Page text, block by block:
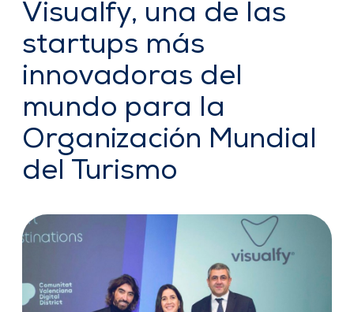
Visualfy, una de las
startups más
innovadoras del
mundo para la
Organización Mundial
del Turismo